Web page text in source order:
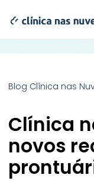
Blog Clínica nas
Clínica
novos